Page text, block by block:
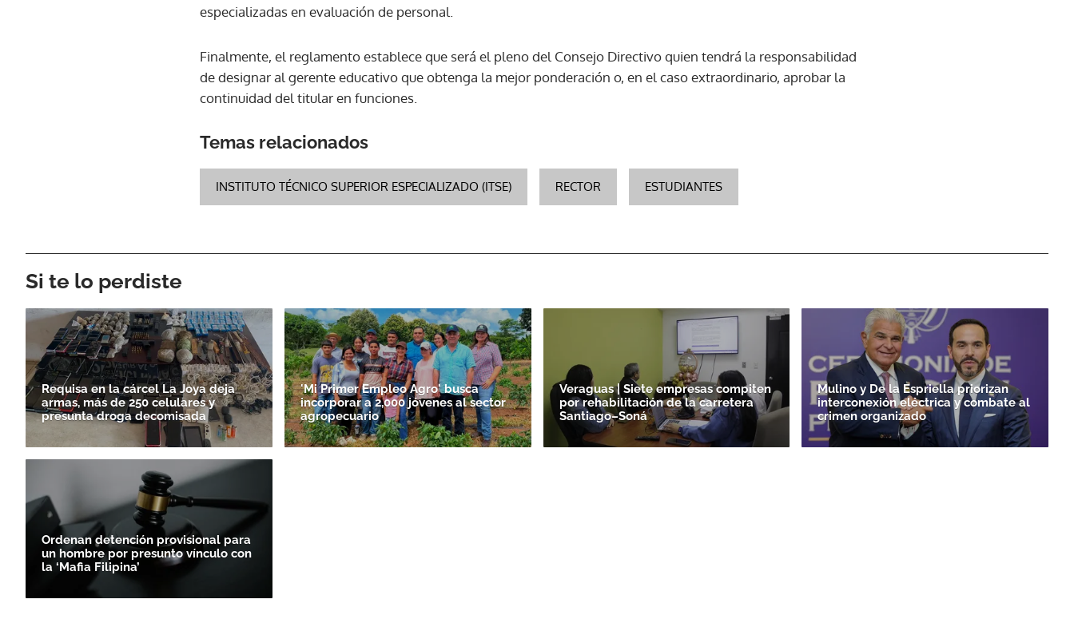
especializadas en evaluación de personal.
Finalmente, el reglamento establece que será el pleno del Consejo Directivo quien tendrá la responsabilidad
de designar al gerente educativo que obtenga la mejor ponderación o, en el caso extraordinario, aprobar la
continuidad del titular en funciones.
Temas relacionados
INSTITUTO TÉCNICO SUPERIOR ESPECIALIZADO (ITSE) RECTOR ESTUDIANTES
Si te lo perdiste
Requisa en la cárcel La Joya deja
armas, más de 250 celulares y
presunta droga decomisada
'Mi Primer Empleo Agro' busca
incorporar a 2,000 jóvenes al sector
agropecuario
Veraguas | Siete empresas compiten
por rehabilitación de la carretera
Santiago–Soná
Mulino y De la Espriella priorizan
interconexión eléctrica y combate al
crimen organizado
Ordenan detención provisional para
un hombre por presunto vínculo con
la ‘Mafia Filipina’